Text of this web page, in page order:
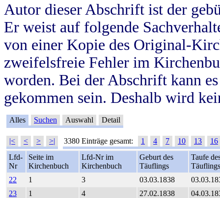
Autor dieser Abschrift ist der
Er weist auf folgende
von einer Kopie des Original-
zweifelsfreie Fehler im
worden. Bei der Abschrift kann
gekommen sein. Deshalb wird
Alles Suchen Auswahl Detail
|< < > >| 3380 Einträge gesamt: 1 4 7 10 13
16
Lfd-
Nr
Seite im
Kirchenbuch
Lfd-Nr im
Kirchenbuch
Geburt des
Täuflings
Taufe
Täuflings
22
1 3 03.03.1838
23
1 4 27.02.1838